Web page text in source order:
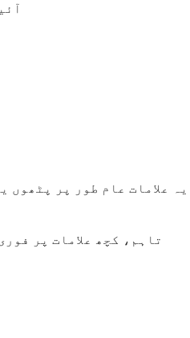
یہ علامات عام طور پر
تاہم، کچھ علامات پر